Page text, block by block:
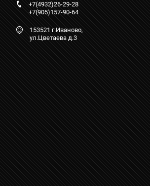
+7(4932)26-29-28
+7(905)157-90-64
153521 г.Иваново,
ул.Цветаева д.3